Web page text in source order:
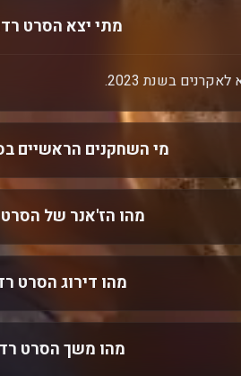
מתי יצא הסרט
בשנת 2023.
מי השחקנים הראשיים
מהו הז'אנר של הסרט
מהו דירוג הסרט
מהו משך הסרט